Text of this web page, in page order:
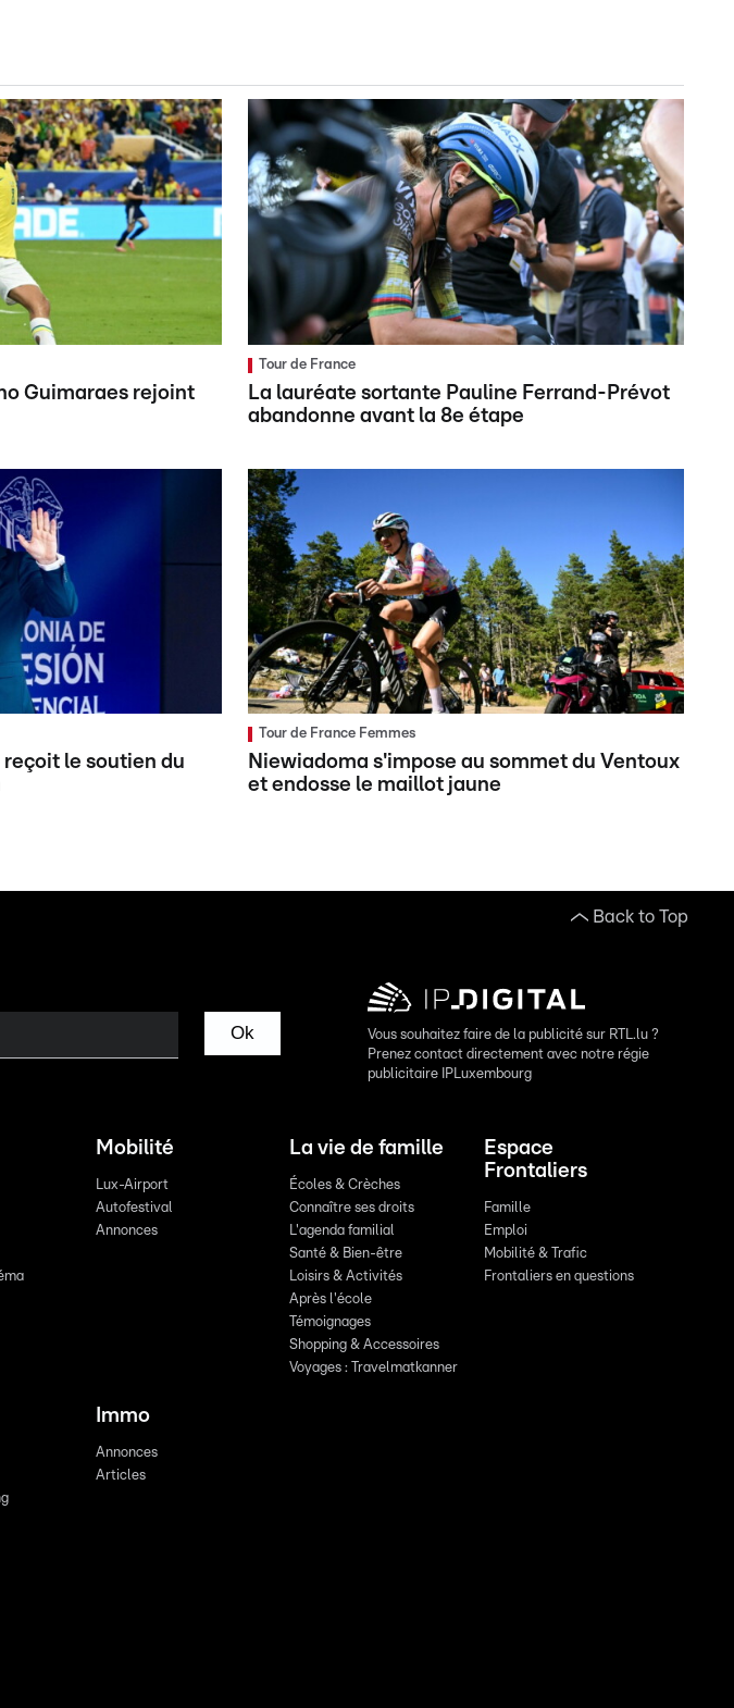
Guimaraes rejoint
Tour de France
La lauréate sortante Pauline Ferrand-Prévot
abandonne avant la 8e étape
le soutien du
Tour de France Femmes
Niewiadoma s'impose au sommet du Ventoux
et endosse le maillot jaune
Back to Top
Ok
Vous souhaitez faire de la publicité sur RTL.lu ?
Prenez contact directement avec notre régie
publicitaire IPLuxembourg
Mobilité
Lux-Airport
Autofestival
Annonces
La vie de famille
Écoles & Crèches
Connaître ses droits
L'agenda familial
Santé & Bien-être
Loisirs & Activités
Après l'école
Témoignages
Shopping & Accessoires
Voyages : Travelmatkanner
Espace
Frontaliers
Famille
Emploi
Mobilité & Trafic
Frontaliers en questions
Immo
Annonces
Articles